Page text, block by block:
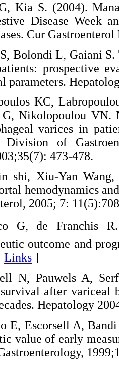
Kia S. (2004).
Disease Week
Cur
Bolondi L, Gaiani
prospective
parameters.
KC,
G, Nikolopoulou VN.
varices in
Division of
473-
shi, Xiu-Yan
hemodynamics
2005; 7:
G, de Franchis
outcome and
Links ]
N, Pauwels A,
after variceal
Hepatology
E, Escorsell A, Bandi
value of early